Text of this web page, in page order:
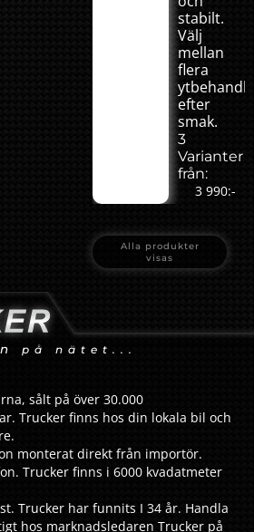
stabilt.
Välj
mellan
flera
efter
smak.
3
Varianter
från:
3 990:-
Alla produkter
visas
på nätet...
sålt på över 30.000
Trucker finns hos din lokala bil och
monterat direkt från importör.
Trucker finns i 6000 kvadatmeter
Trucker har funnits I 34 år. Handla
hos marknadsledaren Trucker på